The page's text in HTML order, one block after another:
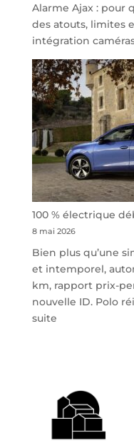
sécurisé
à
l’aéroport
de
Charleroi
Alarme Ajax : pour
des atouts, limites
intégration
100 % électrique
8 mai 2026
Bien plus qu’une
et intemporel,
km, rapport prix-
nouvelle ID. Polo
suite:
la
nouvelle
citadine